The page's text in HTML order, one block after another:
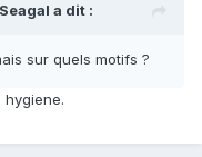
a dit :
sur quels motifs ?
hygiene.